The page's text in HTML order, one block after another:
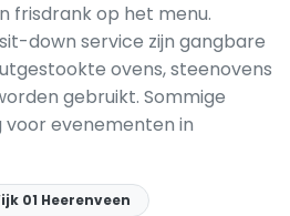
frisdrank op het menu.
down service zijn gangbare
ovens, steenovens
gebruikt. Sommige
evenementen in
01 Heerenveen